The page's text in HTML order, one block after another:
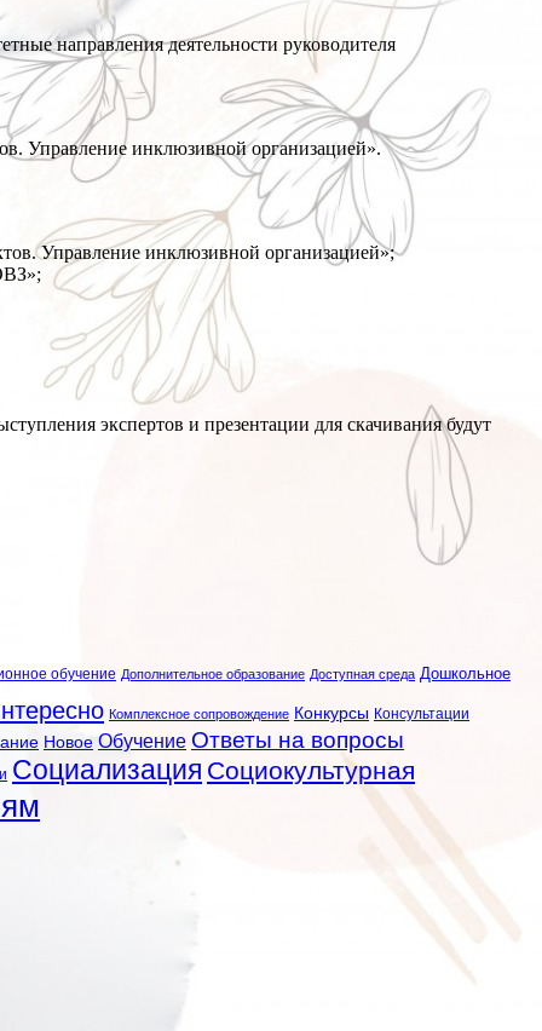
направления деятельности руководителя
Управление инклюзивной организацией».
Управление инклюзивной организацией»;
экспертов и презентации для скачивания будут
обучение Дополнительное образование Доступная среда Дошкольное
Комплексное сопровождение Конкурсы Консультации
Новое Обучение Ответы на вопросы
Социализация Социокультурная